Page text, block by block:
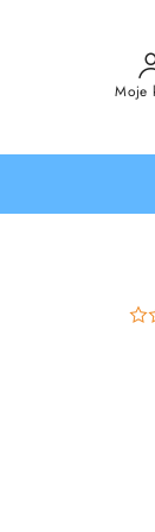
Moje